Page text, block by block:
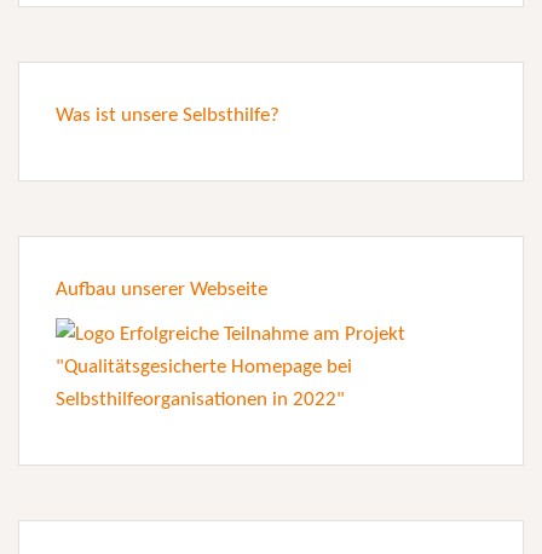
Was ist unsere Selbsthilfe?
Aufbau unserer Webseite